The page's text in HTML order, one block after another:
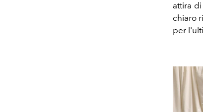
attira
chiaro
per